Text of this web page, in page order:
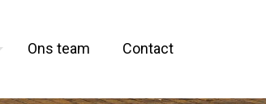
Ons team Contact